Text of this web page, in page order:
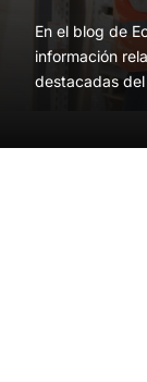
En el blog de
información
destacadas
Blog